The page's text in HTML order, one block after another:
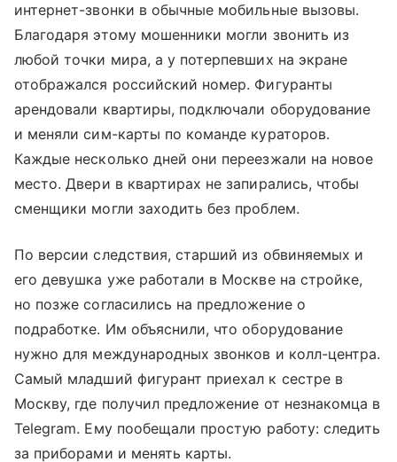
интернет-звонки в обычные мобильные вызовы.
Благодаря этому мошенники могли звонить из
любой точки мира, а у потерпевших на экране
отображался российский номер. Фигуранты
арендовали квартиры, подключали оборудование
и меняли сим-карты по команде кураторов.
Каждые несколько дней они переезжали на новое
место. Двери в квартирах не запирались, чтобы
сменщики могли заходить без проблем.
По версии следствия, старший из обвиняемых и
его девушка уже работали в Москве на стройке,
но позже согласились на предложение о
подработке. Им объяснили, что оборудование
нужно для международных звонков и колл-центра.
Самый младший фигурант приехал к сестре в
Москву, где получил предложение от незнакомца в
Telegram. Ему пообещали простую работу: следить
за приборами и менять карты.